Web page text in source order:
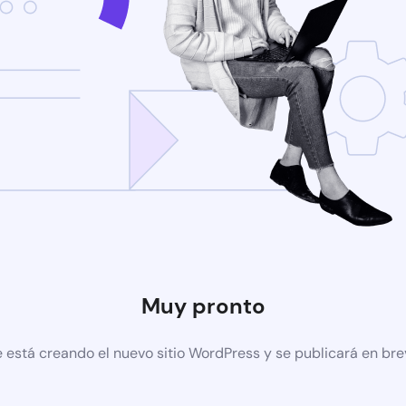
Muy pronto
está creando el nuevo sitio WordPress y se publicará en